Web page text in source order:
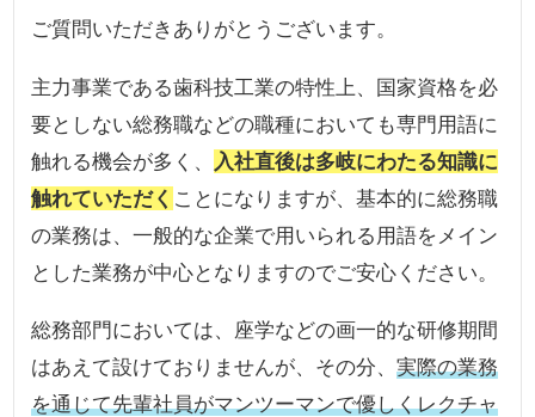
ご質問いただきありがとうございます。
主力事業である歯科技工業の特性上、国家資格を必
要としない総務職などの職種においても専門用語に
触れる機会が多く、
入社直後は多岐にわたる知識に
触れていただく ことになりますが、基本的に総務職
の業務は、一般的な企業で用いられる用語をメイン
とした業務が中心となりますのでご安心ください。
総務部門においては、座学などの画一的な研修期間
はあえて設けておりませんが、その分、実際の業務
を通じて先輩社員がマンツーマンで優しくレクチャ